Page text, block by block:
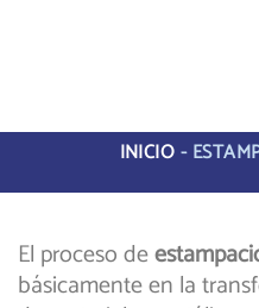
INICIO-
El proceso de
básicamente en la